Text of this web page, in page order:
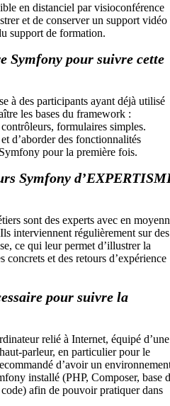
en distanciel par visioconférence
et de conserver un support vidéo
support de formation.
Symfony pour suivre cette
à des participants ayant déjà utilisé
les bases du framework :
formulaires simples.
d’aborder des fonctionnalités
pour la première fois.
Symfony
sont des experts avec en
interviennent régulièrement sur des
ce qui leur permet d’illustrer la
concrets et des retours d’expérience
pour suivre la
relié à Internet, équipé d’une
parleur, en particulier pour le
d’avoir un
installé (PHP, Composer, base
afin de pouvoir pratiquer dans